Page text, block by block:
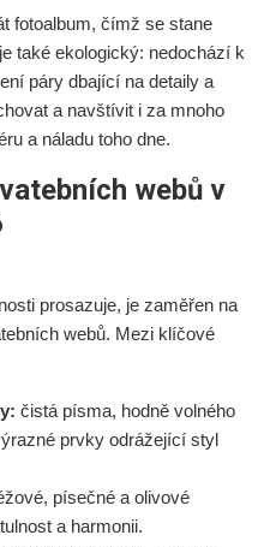
fotoalbum, čímž se stane
také ekologický: nedochází k
páry dbající na detaily a
a navštívit i za mnoho
a náladu toho dne.
webů v
prosazuje, je zaměřen na
webů. Mezi klíčové
čistá písma, hodně volného
prvky odrážející styl
písečné a olivové
a harmonii.